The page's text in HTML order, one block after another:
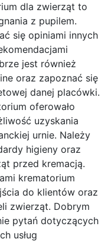
dla zwierząt to
z pupilem.
się opiniami innych
jest również
oraz zapoznać się
danej placówki.
oferowało
uzyskania
urnie. Należy
higieny oraz
przed kremacją.
krematorium
do klientów oraz
zwierząt. Dobrym
pytań dotyczących
usług